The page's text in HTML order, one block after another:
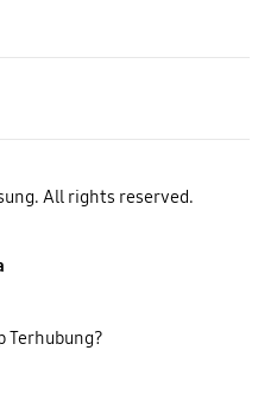
All rights reserved.
Terhubung?